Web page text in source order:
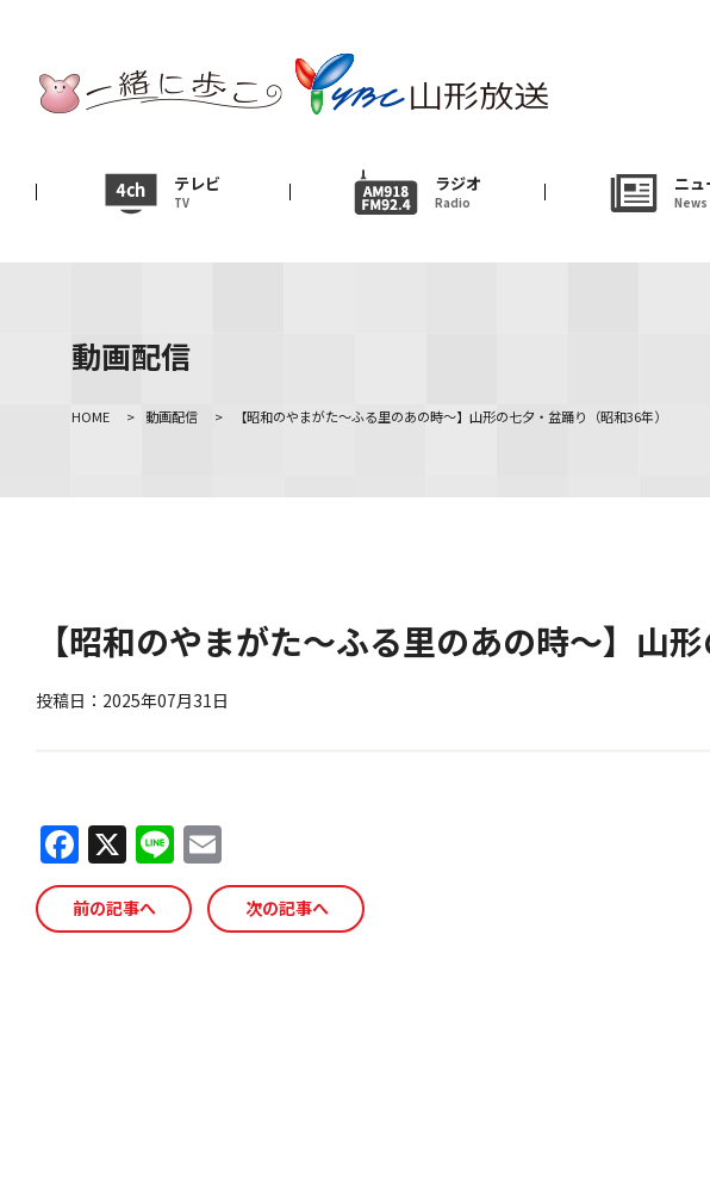
テレビ
TV
ラジオ
Radio
ニュ
News
テレビ
ニュース
News
イベント
ＹＢＣオンデマンド
動画配信
HOME > 動画配信 > 【昭和のやまがた～ふる里のあの時～】山形の七夕・盆踊り（昭和36年）
【昭和のやまがた～ふる里のあの時～】山
投稿日：2025年07月31日
F
a
c
X Li
n
e
m
ai
前の記事へ 次の記事へ